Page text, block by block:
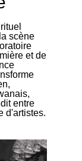
scène
et de
entre
d'artistes.